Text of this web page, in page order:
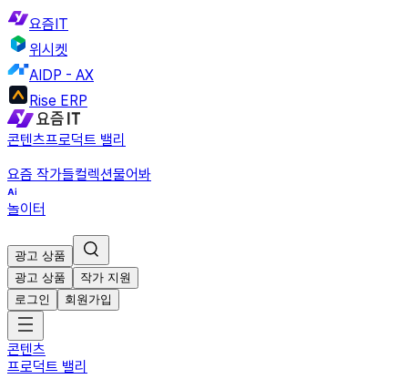
요즘IT
위시켓
AIDP - AX
Rise ERP
콘텐츠프로덕트 밸리
요즘 작가들컬렉션물어봐
놀이터
광고 상품
광고 상품
작가 지원
로그인
회원가입
콘텐츠
프로덕트 밸리